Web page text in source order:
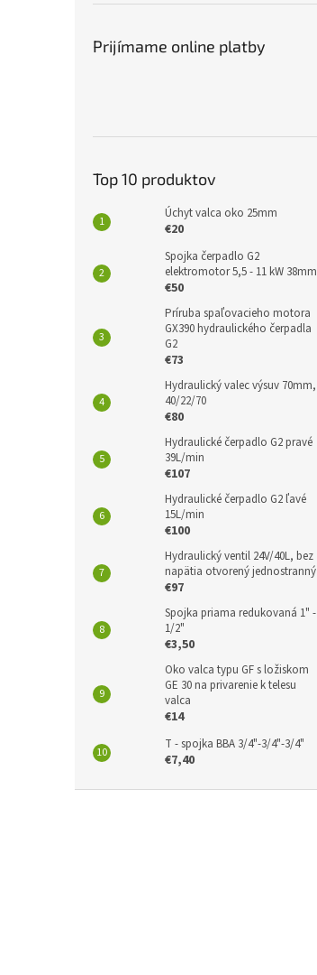
Prijímame online platby
Top 10 produktov
Úchyt valca oko 25mm
€20
Spojka čerpadlo G2
elektromotor 5,5 - 11 kW 38mm
€50
Príruba spaľovacieho motora
GX390 hydraulického čerpadla
G2
€73
Hydraulický valec výsuv 70mm,
40/22/70
€80
Hydraulické čerpadlo G2 pravé
39L/min
€107
Hydraulické čerpadlo G2 ľavé
15L/min
€100
Hydraulický ventil 24V/40L, bez
napätia otvorený jednostranný
€97
Spojka priama redukovaná 1" -
1/2"
€3,50
Oko valca typu GF s ložiskom
GE 30 na privarenie k telesu
valca
€14
T - spojka BBA 3/4"-3/4"-3/4"
€7,40